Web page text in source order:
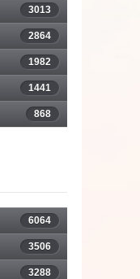
3013
2864
1982
1441
868
6064
3506
3288